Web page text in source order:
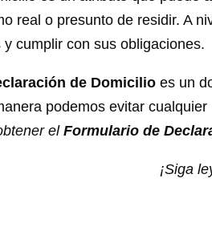
real o presunto de residir. A
cumplir con sus obligaciones.
de Domicilio es un
podemos evitar
elFormulario de
¡Siga